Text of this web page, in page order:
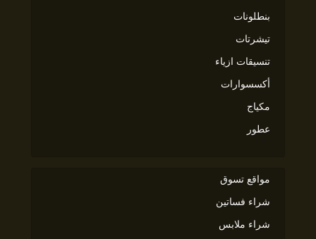
بنطلونات
تيشرتات
تنسيقات ازياء
أكسسوارات
مكياج
عطور
مواقع تسوق
شراء فساتين
شراء ملابس